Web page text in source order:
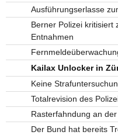
Ausführungserlasse
Berner Polizei kritisiert
Entnahmen
Kailax Unlocker in
Keine
Totalrevision des
Rasterfahndung an
Der Bund hat bereits